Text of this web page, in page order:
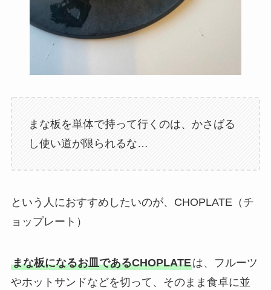
まな板を単体で持って行くのは、かさばる
し使い道が限られるな…
という人におすすめしたいのが、CHOPLATE（チ
ョップレート）
まな板になるお皿であるCHOPLATEは、フルーツ
やホットサンドなどを切って、そのまま食卓に並